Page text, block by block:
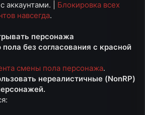
аккаунтами. | Блокировка всех
навсегда.​
персонажа
без согласования с красной
смены пола персонажа.
нереалистичные (NonRP)